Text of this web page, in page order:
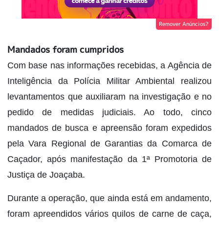
Remover Anúncios?
Mandados foram cumpridos
Com base nas informações recebidas, a Agência de
Inteligência da Polícia Militar Ambiental realizou
levantamentos que auxiliaram na investigação e no
pedido de medidas judiciais. Ao todo, cinco
mandados de busca e apreensão foram expedidos
pela Vara Regional de Garantias da Comarca de
Caçador, após manifestação da 1ª Promotoria de
Justiça de Joaçaba.
Durante a operação, que ainda está em andamento,
foram apreendidos vários quilos de carne de caça,